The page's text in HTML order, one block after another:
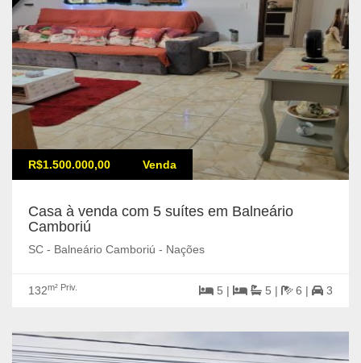
R$1.500.000,00 Venda
Casa à venda com 5 suítes em Balneário
Camboriú
SC - Balneário Camboriú - Nações
132m² Priv. 5 | 5 | 6 | 3